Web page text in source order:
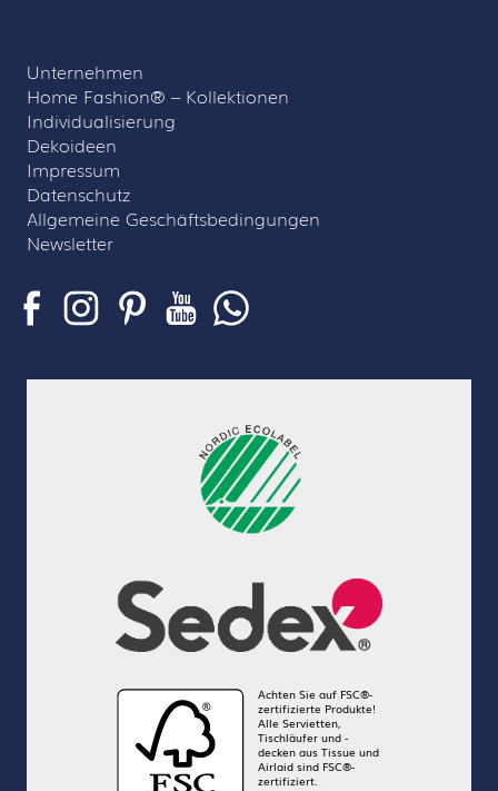
Unternehmen
Home Fashion® – Kollektionen
Individualisierung
Dekoideen
Impressum
Datenschutz
Allgemeine Geschäftsbedingungen
Newsletter
Achten Sie auf FSC®-
zertifizierte Produkte!
Alle Servietten,
Tischläufer und -
decken aus Tissue und
Airlaid sind FSC®-
zertifiziert.